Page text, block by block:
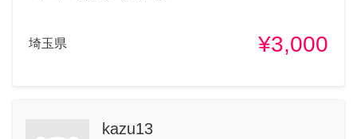
埼玉県 ¥3,000
kazu13